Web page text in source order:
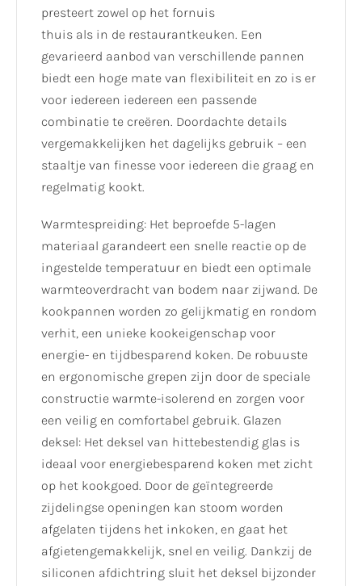
presteert zowel op het fornuis
thuis als in de restaurantkeuken. Een
gevarieerd aanbod van verschillende pannen
biedt een hoge mate van flexibiliteit en zo is er
voor iedereen iedereen een passende
combinatie te creëren. Doordachte details
vergemakkelijken het dagelijks gebruik – een
staaltje van finesse voor iedereen die graag en
regelmatig kookt.
Warmtespreiding: Het beproefde 5-lagen
materiaal garandeert een snelle reactie op de
ingestelde temperatuur en biedt een optimale
warmteoverdracht van bodem naar zijwand. De
kookpannen worden zo gelijkmatig en rondom
verhit, een unieke kookeigenschap voor
energie- en tijdbesparend koken. De robuuste
en ergonomische grepen zijn door de speciale
constructie warmte-isolerend en zorgen voor
een veilig en comfortabel gebruik. Glazen
deksel: Het deksel van hittebestendig glas is
ideaal voor energiebesparend koken met zicht
op het kookgoed. Door de geïntegreerde
zijdelingse openingen kan stoom worden
afgelaten tijdens het inkoken, en gaat het
afgietengemakkelijk, snel en veilig. Dankzij de
siliconen afdichtring sluit het deksel bijzonder